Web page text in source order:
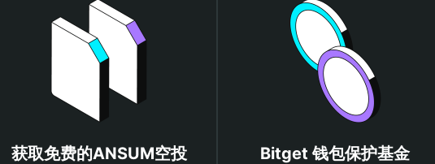
获取免费的ANSUM空投 Bitget 钱包保护基金